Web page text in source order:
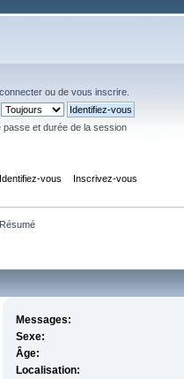
ou de vous inscrire
passe et durée de la session
Identifiez-vous Inscrivez-vous
Résumé
Messages:
Sexe:
Âge:
Localisation: